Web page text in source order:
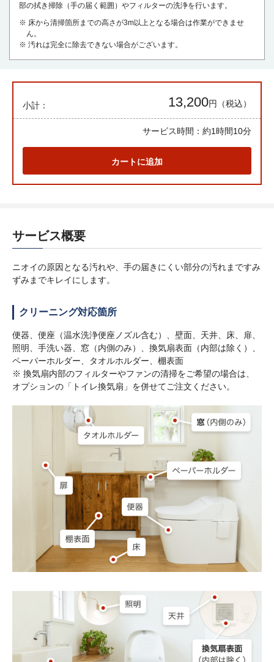
部の拭き掃除（手の届く範囲）やフィルターの洗浄を行います。
※ 床から清掃箇所までの高さが3m以上となる場合は作業ができませ
ん。
※ 汚れは完全に除去できない場合がございます。
小計： 13,200円（税込）
サービス時間： 約1時間10分
カートに追加
サービス概要
ニオイの原因となる汚れや、手の届きにくい部分の汚れまですみ
ずみまでキレイにします。
クリーニング対応箇所
便器、便座（温水洗浄便座ノズル含む）、壁面、天井、床、扉、
照明、手洗い器、窓（内側のみ）、換気扇表面（内部は除く）、
ペーパーホルダー、タオルホルダー、棚表面
※ 換気扇内部のフィルターやファンの清掃をご希望の場合は、
オプションの「トイレ換気扇」を併せてご注文ください。